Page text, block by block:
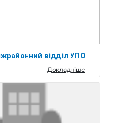
відділ УПО
Докладніше